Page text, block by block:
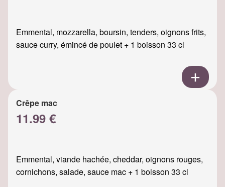
Emmental, mozzarella, boursin, tenders, oignons frits,
sauce curry, émincé de poulet + 1 boisson 33 cl
Crêpe mac
11.99 €
Emmental, viande hachée, cheddar, oignons rouges,
cornichons, salade, sauce mac + 1 boisson 33 cl